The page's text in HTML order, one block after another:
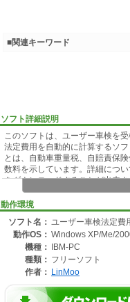
ソフト詳細説明
このソフトは、ユーザー車検を
法定費用を自動的に計算するソ
とは、自動車重量税、自賠責保
数料を示しています。詳細につ
をダウンロードすることが出来
動作環境
ソフト名： ユーザー車検法定費
動作OS： Windows XP/Me/
機種：
IBM-PC
種類： フリーソフト
作者： LinMoo
■関連キーワード